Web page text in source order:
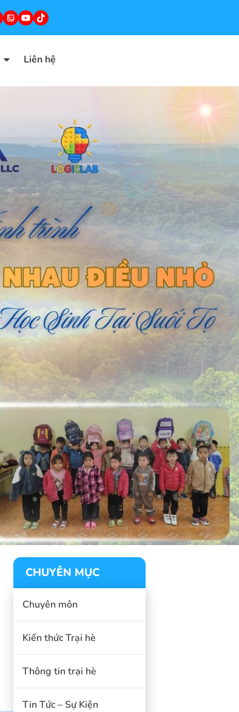
Liên hệ
CHUYÊN MỤC
Chuyên môn
Kiến thức Trại hè
Thông tin trại hè
Tin Tức – Sự Kiện